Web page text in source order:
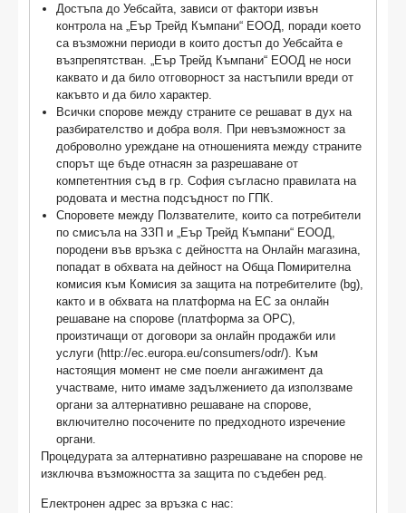
Достъпа до Уебсайта, зависи от фактори извън
контрола на „Еър Трейд Къмпани“ ЕООД, поради което
са възможни периоди в които достъп до Уебсайта е
възпрепятстван. „Еър Трейд Къмпани“ ЕООД не носи
каквато и да било отговорност за настъпили вреди от
какъвто и да било характер.
Всички спорове между страните се решават в дух на
разбирателство и добра воля. При невъзможност за
доброволно уреждане на отношенията между страните
спорът ще бъде отнасян за разрешаване от
компетентния съд в гр. София съгласно правилата на
родовата и местна подсъдност по ГПК.
Споровете между Ползвателите, които са потребители
по смисъла на ЗЗП и „Еър Трейд Къмпани“ ЕООД,
породени във връзка с дейността на Онлайн магазина,
попадат в обхвата на дейност на Обща Помирителна
комисия към Комисия за защита на потребителите (bg),
както и в обхвата на платформа на ЕС за онлайн
решаване на спорове (платформа за ОРС),
произтичащи от договори за онлайн продажби или
услуги (http://ec.europa.eu/consumers/odr/). Към
настоящия момент не сме поели ангажимент да
участваме, нито имаме задължението да използваме
органи за алтернативно решаване на спорове,
включително посочените по предходното изречение
органи.
Процедурата за алтернативно разрешаване на спорове не
изключва възможността за защита по съдебен ред.
Електронен адрес за връзка с нас: